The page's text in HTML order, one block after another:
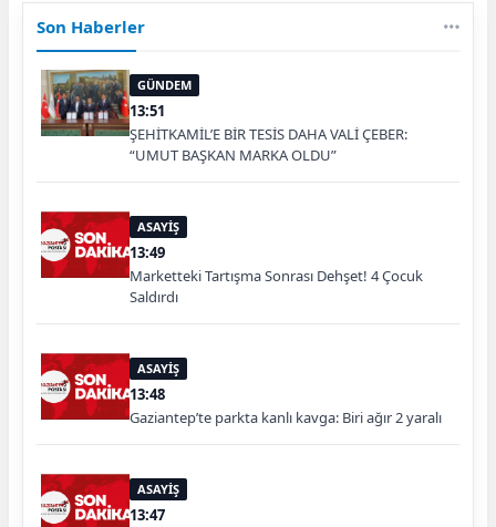
Son Haberler
GÜNDEM
13:51
ŞEHİTKAMİL’E BİR TESİS DAHA VALİ ÇEBER:
“UMUT BAŞKAN MARKA OLDU”
ASAYİŞ
13:49
Marketteki Tartışma Sonrası Dehşet! 4 Çocuk
Saldırdı
ASAYİŞ
13:48
Gaziantep’te parkta kanlı kavga: Biri ağır 2 yaralı
ASAYİŞ
13:47